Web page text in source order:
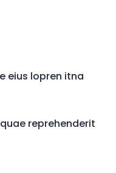
eius lopren itna
reprehenderit